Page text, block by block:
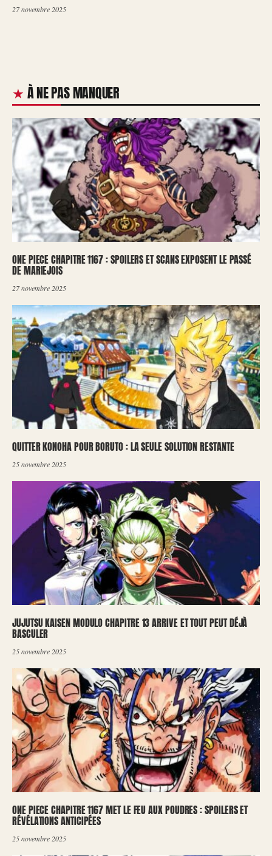
27 novembre 2025
À NE PAS MANQUER
ONE PIECE CHAPITRE 1167 : SPOILERS ET SCANS EXPOSENT LE PASSÉ
DE MARIEJOIS
27 novembre 2025
QUITTER KONOHA POUR BORUTO : LA SEULE SOLUTION RESTANTE
25 novembre 2025
JUJUTSU KAISEN MODULO CHAPITRE 13 ARRIVE ET TOUT PEUT DÉJÀ
BASCULER
25 novembre 2025
ONE PIECE CHAPITRE 1167 MET LE FEU AUX POUDRES : SPOILERS ET
RÉVÉLATIONS ANTICIPÉES
25 novembre 2025